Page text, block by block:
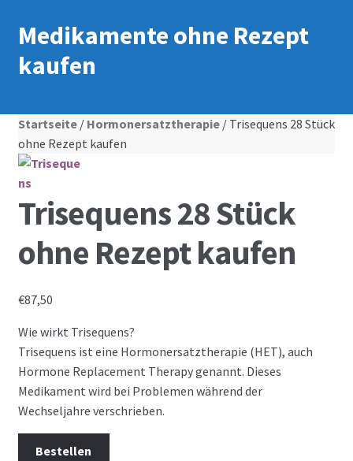
Medikamente ohne Rezept
kaufen
Startseite/ Hormonersatztherapie/ Trisequens 28 Stück
ohne Rezept kaufen
Trisequens 28 Stück
ohne Rezept kaufen
€87,50
Wie wirkt Trisequens?
Trisequens ist eine Hormonersatztherapie (HET), auch
Hormone Replacement Therapy genannt. Dieses
Medikament wird bei Problemen während der
Wechseljahre verschrieben.
Bestellen